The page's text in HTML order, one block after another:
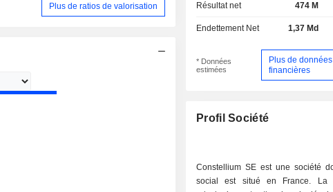
Plus de ratios de valorisation Résultat net 474 M
Endettement Net 1,37 Md
* Données
estimées
Plus de données
financières
Profil Société
Constellium SE est une société
social est situé en France. La